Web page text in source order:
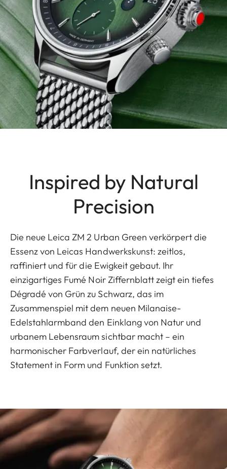
Inspired by Natural
Precision
Die neue Leica ZM 2 Urban Green verkörpert die
Essenz von Leicas Handwerkskunst: zeitlos,
raffiniert und für die Ewigkeit gebaut. Ihr
einzigartiges Fumé Noir Ziffernblatt zeigt ein tiefes
Dégradé von Grün zu Schwarz, das im
Zusammenspiel mit dem neuen Milanaise-
Edelstahlarmband den Einklang von Natur und
urbanem Lebensraum sichtbar macht – ein
harmonischer Farbverlauf, der ein natürliches
Statement in Form und Funktion setzt.